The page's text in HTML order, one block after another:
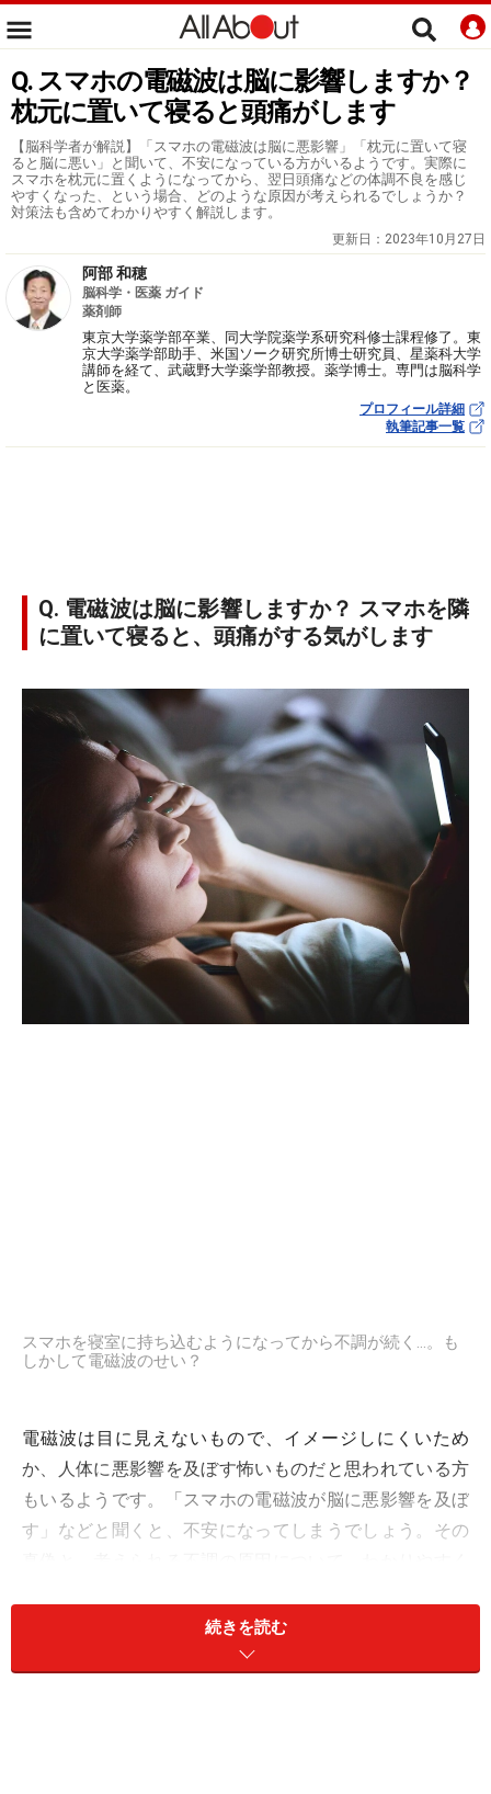
Q. スマホの電磁波は脳に影響しますか？
枕元に置いて寝ると頭痛がします
【脳科学者が解説】「スマホの電磁波は脳に悪影響」「枕元に置いて寝
ると脳に悪い」と聞いて、不安になっている方がいるようです。実際に
スマホを枕元に置くようになってから、翌日頭痛などの体調不良を感じ
やすくなった、という場合、どのような原因が考えられるでしょうか？
対策法も含めてわかりやすく解説します。
更新日： 2023年10月27日
阿部 和穂
脳科学・医薬 ガイド
薬剤師
東京大学薬学部卒業、同大学院薬学系研究科修士課程修了。東
京大学薬学部助手、米国ソーク研究所博士研究員、星薬科大学
講師を経て、武蔵野大学薬学部教授。薬学博士。専門は脳科学
と医薬。
プロフィール詳細
執筆記事一覧
Q. 電磁波は脳に影響しますか？ スマホを隣
に置いて寝ると、頭痛がする気がします
スマホを寝室に持ち込むようになってから不調が続く…。も
しかして電磁波のせい？
電磁波は目に見えないもので、イメージしにくいため
か、人体に悪影響を及ぼす怖いものだと思われている方
もいるようです。「スマホの電磁波が脳に悪影響を及ぼ
す」などと聞くと、不安になってしまうでしょう。その
Q. 「電磁波は脳に悪影響を及ぼすのでしょうか？ 知人か
続きを読む